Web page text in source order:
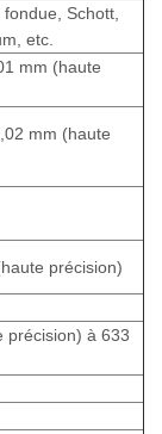
Schott,
etc.
mm (haute
mm (haute
précision)
précision) à 633